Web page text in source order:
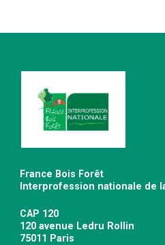
France Bois Forêt
Interprofession nationale de
CAP 120
120 avenue Ledru Rollin
75011 Paris